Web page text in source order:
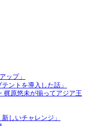
ップ」
ントを導入した話」
梶原悠未が揃ってアジア王
しいチャレンジ」